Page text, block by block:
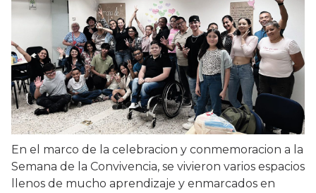
En el marco de la celebracion y conmemoracion a la
Semana de la Convivencia, se vivieron varios espacios
llenos de mucho aprendizaje y enmarcados en